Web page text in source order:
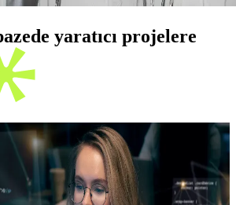
yaratıcı projelere